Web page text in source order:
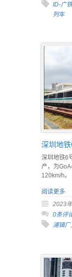
ID-广
列车
深圳地
深圳地铁6
产，为
120km/h。
阅读更多
2023
0条评
浦镇厂,